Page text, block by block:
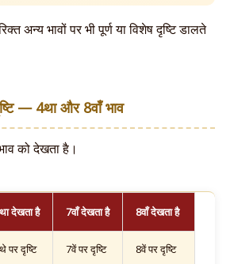
अन्य भावों पर भी पूर्ण या विशेष दृष्टि डालते
— 4था और 8वाँ भाव
को देखता है।
देखता है 7वाँ देखता है 8वाँ देखता है
पर दृष्टि 7वें पर दृष्टि 8वें पर दृष्टि